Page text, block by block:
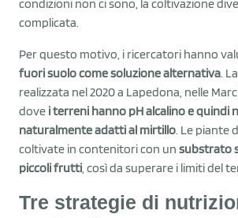
condizioni non ci sono, la coltivazione
complicata.
Per questo motivo, i ricercatori hanno
fuori suolo come soluzione alternativa.
realizzata nel 2020 a Lapedona, nelle
dove i terreni hanno pH alcalino e quindi
naturalmente adatti al mirtillo. Le piante
coltivate in contenitori con un substrato
piccoli frutti , così da superare i limiti del
Tre strategie di